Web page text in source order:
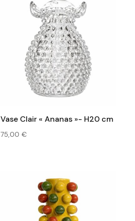
Vase Clair « Ananas »- H20 cm
75,00€